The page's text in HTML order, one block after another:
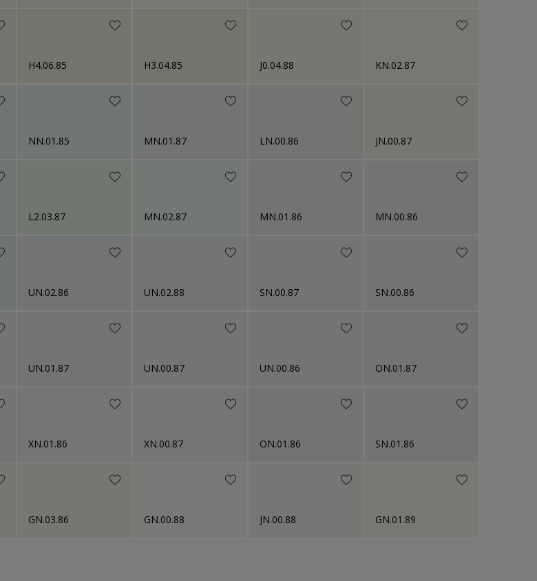
H4.06.85 H3.04.85 J0.04.88 KN.02.87
NN.01.85 MN.01.87 LN.00.86 JN.00.87
L2.03.87 MN.02.87 MN.01.86 MN.00.86
UN.02.86 UN.02.88 SN.00.87 SN.00.86
UN.01.87 UN.00.87 UN.00.86 ON.01.87
XN.01.86 XN.00.87 ON.01.86 SN.01.86
GN.03.86 GN.00.88 JN.00.88 GN.01.89